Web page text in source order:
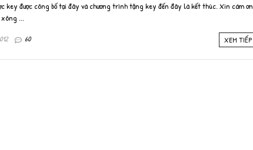
key được công bố tại đây và chương trình tặng key đến đây là kết thúc. Xin cám ơn
xông ...
60 XEM TIẾP